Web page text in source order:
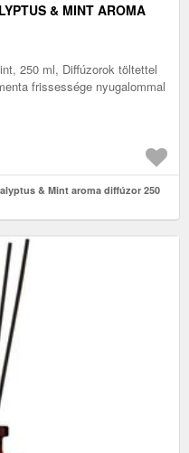
& MINT AROMA
250 ml, Diffúzorok töltettel
frissessége nyugalommal
& Mint aroma diffúzor 250